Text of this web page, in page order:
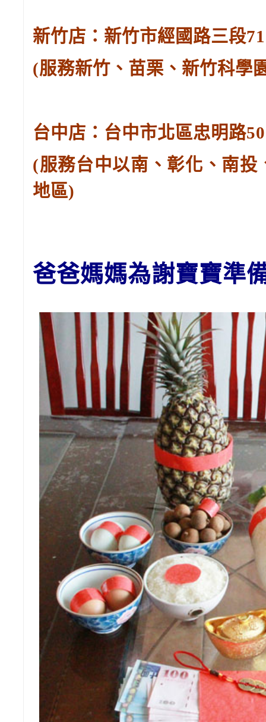
新竹店：新竹市經國路三段
(服務新竹、苗栗、新竹科學
台中店：台中市北區忠明路
(服務台中以南、彰化、南
地區)
爸爸媽媽為謝寶寶準